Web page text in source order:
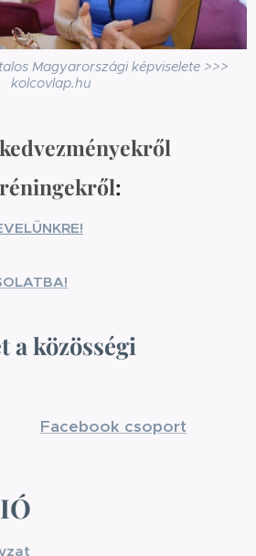
Magyarországi képviselete >>>
kolcovlap.hu
:
a közösségi
Facebook csoport